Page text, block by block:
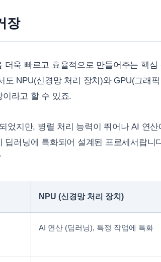
장
욱 빠르고 효율적으로 만들어주는 핵심
NPU(신경망 처리 장치)와 GPU(그래픽
라고 할 수 있죠.
었지만, 병렬 처리 능력이 뛰어나 AI 연산
러닝에 특화되어 설계된 프로세서랍니
NPU (신경망 처리 장치)
AI 연산 (딥러닝), 특정 작업에 특화